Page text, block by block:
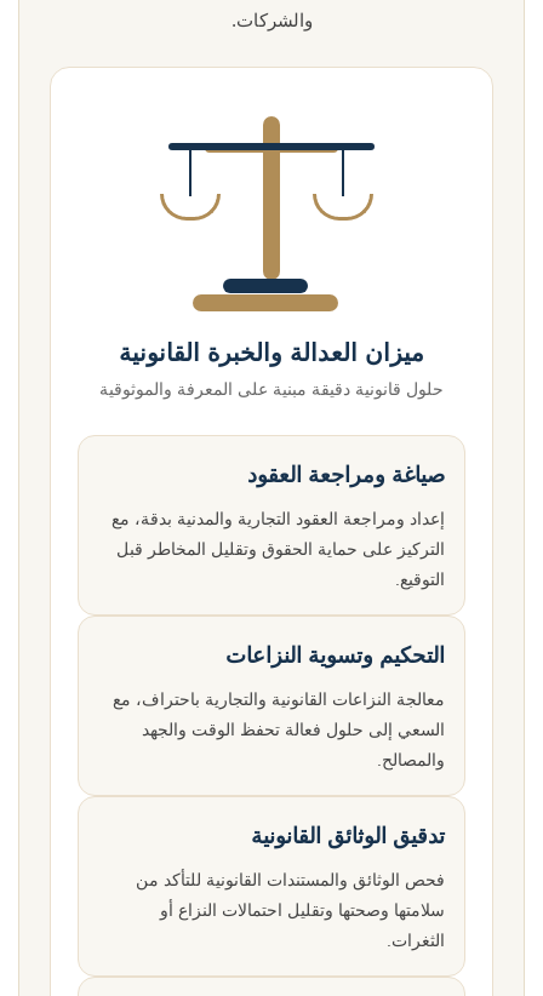
والشركات.
ميزان العدالة والخبرة القانونية
حلول قانونية دقيقة مبنية على المعرفة والموثوقية
صياغة ومراجعة العقود
إعداد ومراجعة العقود التجارية والمدنية بدقة، مع
التركيز على حماية الحقوق وتقليل المخاطر قبل
التوقيع.
التحكيم وتسوية النزاعات
معالجة النزاعات القانونية والتجارية باحتراف، مع
السعي إلى حلول فعالة تحفظ الوقت والجهد
والمصالح.
تدقيق الوثائق القانونية
فحص الوثائق والمستندات القانونية للتأكد من
سلامتها وصحتها وتقليل احتمالات النزاع أو
الثغرات.